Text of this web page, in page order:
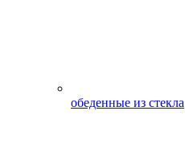
обеденные из стекла